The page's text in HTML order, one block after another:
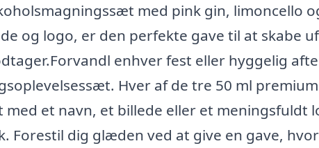
med pink gin, limoncello
og logo, er den perfekte gave til at skabe
enhver fest eller hyggelig
Hver af de tre 50 ml
et navn, et billede eller et meningsfuldt
Forestil dig glæden ved at give en gave,